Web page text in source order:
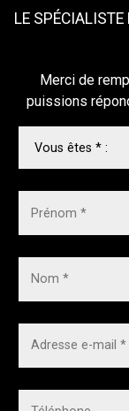
LE
Merci de
puissions